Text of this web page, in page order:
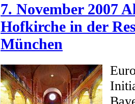
7. November 2007
Hofkirche in der
München